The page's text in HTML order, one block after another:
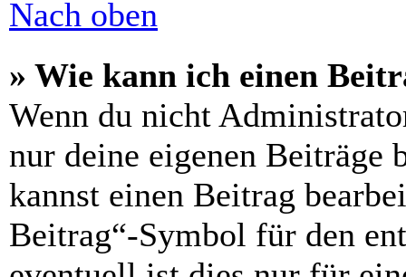
Nach oben
» Wie kann ich einen
Wenn du nicht
nur deine eigenen Beiträge
kannst einen Beitrag
Beitrag“-Symbol für den